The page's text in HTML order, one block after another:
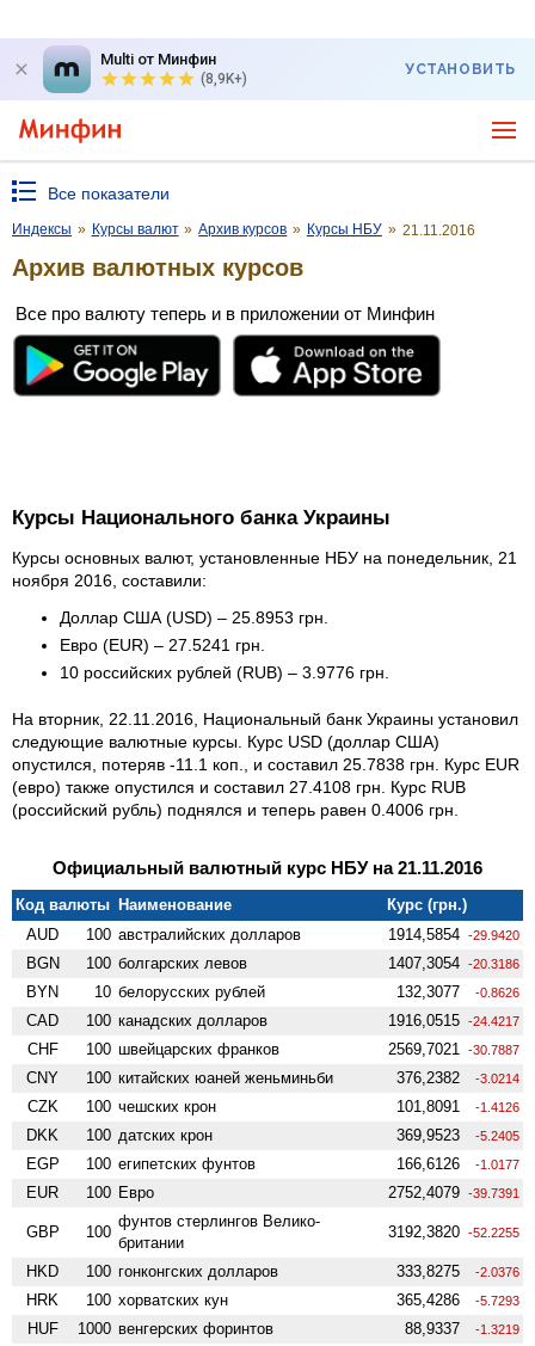
Multi от Минфин
(8,9K+)
УСТАНОВИТЬ
Все показатели
Индексы » Курсы валют » Архив курсов » Курсы НБУ » 21.11.2016
Архив валютных курсов
Все про валюту теперь и в приложении от Минфин
Курсы Национального банка Украины
Курсы основных валют, установленные НБУ на понедельник, 21
ноября 2016, составили:
Доллар США (USD) – 25.8953 грн.
Евро (EUR) – 27.5241 грн.
10 российских рублей (RUB) – 3.9776 грн.
На вторник, 22.11.2016, Национальный банк Украины установил
следующие валютные курсы. Курс USD (доллар США)
опустился, потеряв -11.1 коп., и составил 25.7838 грн. Курс EUR
(евро) также опустился и составил 27.4108 грн. Курс RUB
(российский рубль) поднялся и теперь равен 0.4006 грн.
Официальный валютный курс НБУ на 21.11.2016
Код валюты Наименование
Курс (грн.)
AUD
100 австралийских долларов 1914,5854 -29.9420
BGN 100 болгарских левов 1407,3054 -20.3186
BYN 10 белорусских рублей 132,3077 -0.8626
CAD 100 канадских долларов 1916,0515 -24.4217
CHF 100 швейцарских франков 2569,7021 -30.7887
CNY 100 китайских юаней женьминьби 376,2382 -3.0214
CZK 100 чешских крон 101,8091 -1.4126
DKK 100 датских крон 369,9523 -5.2405
EGP 100 египетских фунтов 166,6126 -1.0177
EUR 100 Евро 2752,4079 -39.7391
GBP 100
фунтов стерлингов Велико­
британии
3192,3820 -52.2255
HKD 100 гонконгских долларов 333,8275 -2.0376
HRK 100 хорватских кун 365,4286 -5.7293
HUF 1000 венгерских форинтов 88,9337 -1.3219